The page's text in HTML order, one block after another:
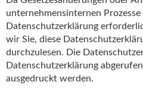
unternehmensinternen
Datenschutzerklärung
wir Sie, diese
durchzulesen. Die
Datenschutzerklärung
ausgedruckt werden.